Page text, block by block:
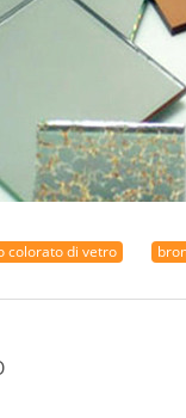
colorato di vetro